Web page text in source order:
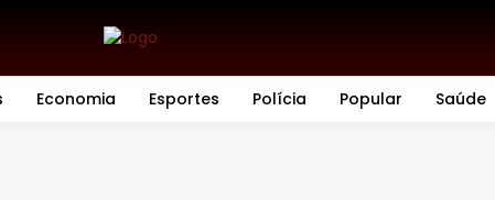
Economia Esportes Polícia Popular Saúde